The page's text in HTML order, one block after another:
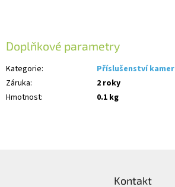
Doplňkové parametry
Kategorie:
Příslušenství kamer
Záruka:
2 roky
Hmotnost: 0.1 kg
Kontakt